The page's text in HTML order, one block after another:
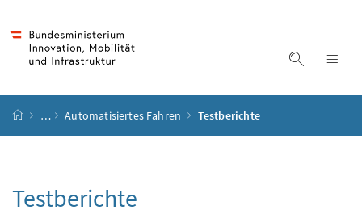
Suche
Startseite
… Automatisiertes Fahren Testberichte
Testberichte